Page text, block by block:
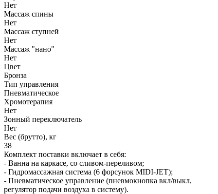
Нет
Массаж спины
Нет
Массаж ступней
Нет
Массаж "нано"
Нет
Цвет
Бронза
Тип управления
Пневматическое
Хромотерапия
Нет
Зонный переключатель
Нет
Вес (брутто), кг
38
Комплект поставки включает в себя:
- Ванна на каркасе, со сливом-переливом;
- Гидромассажная система (6 форсунок MIDI-JET);
- Пневматическое управление (пневмокнопка вкл/выкл,
регулятор подачи воздуха в систему).